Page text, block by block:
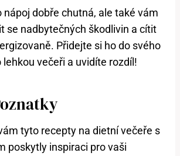
nápoj dobře chutná, ale také vám
se nadbytečných škodlivin a cítit
Přidejte si ho do svého
lehkou večeři a uvidíte rozdíl!
tyto recepty na dietní večeře s
poskytly inspiraci pro vaši